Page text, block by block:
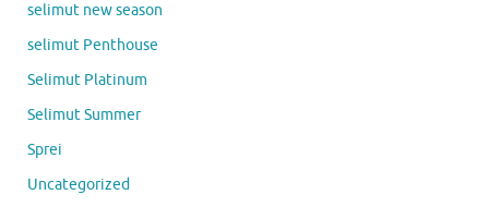
selimut new season
selimut Penthouse
Selimut Platinum
Selimut Summer
Sprei
Uncategorized